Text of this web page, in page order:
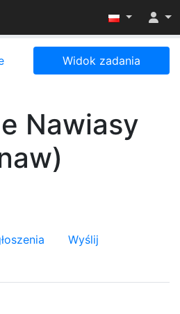
widoczność menu
Widok zadania
Nawiasy
Wyślij